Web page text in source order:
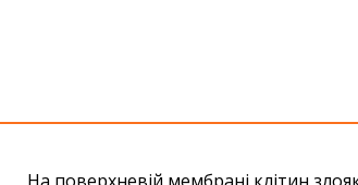
На поверхневій мембрані клітин